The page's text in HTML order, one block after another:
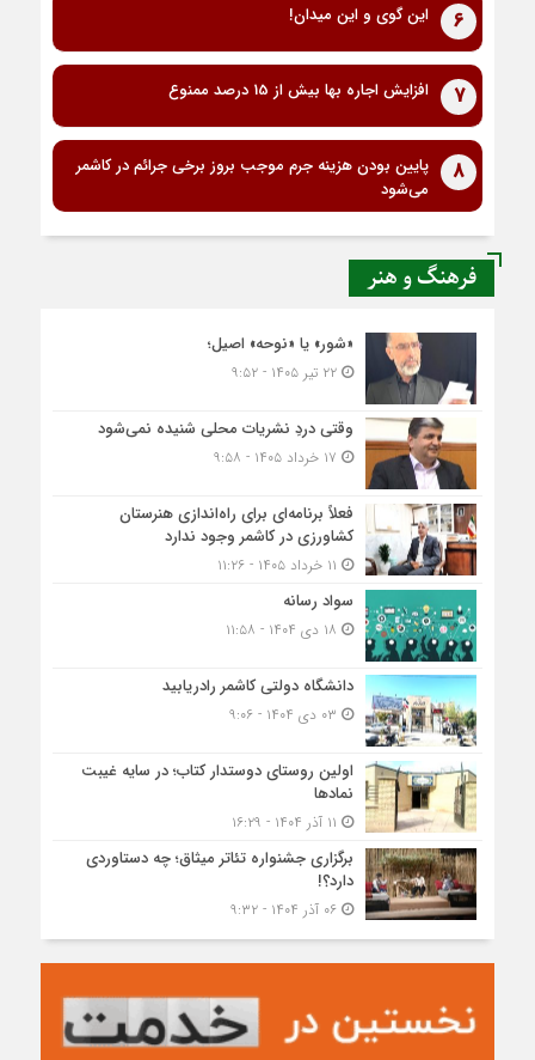
6 این گوی و این میدان!
7 افزایش اجاره بها بیش از 15 درصد ممنوع
8
پایین بودن هزینه جرم موجب بروز برخی جرائم در کاشمر
می‌شود
فرهنگ و هنر
«شور» یا «نوحه» اصیل؛
۲۲ تیر ۱۴۰۵ - ۹:۵۲
وقتی دردِ نشریات محلی شنیده نمی‌شود
فعلاً برنامه‌ای برای راه‌اندازی هنرستان
کشاورزی در کاشمر وجود ندارد
سواد رسانه
دانشگاه دولتی کاشمر‌ رادریابید
اولین روستای دوستدار کتاب؛ در سایه غیبت
نمادها
برگزاری جشنواره تئاتر میثاق؛ چه دستاوردی
دارد؟!
۰۶ آذر ۱۴۰۴ - ۹:۳۲